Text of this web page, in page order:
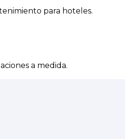
para hoteles.
a medida.